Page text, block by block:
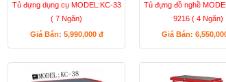
Tủ đựng dụng cụ MODEL:KC-33
( 7 Ngăn)
Giá Bán: 5,990,000 đ
Tủ đựng đồ nghề
9216 ( 4 Ngăn)
Giá Bán: